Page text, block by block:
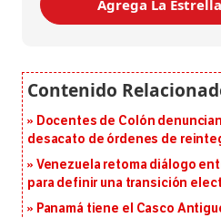
Agrega La
Docentes de Colón
desacato de órdenes de
Venezuela retoma diálogo
para definir una transición
Panamá tiene el Casco